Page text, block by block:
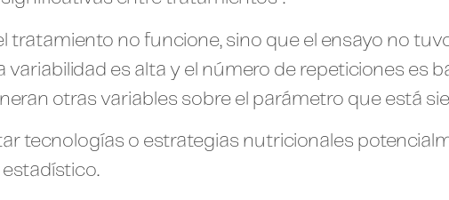
tratamiento no funcione, sino que el ensayo no
es alta y el número de repeticiones es
otras variables sobre el parámetro que está
tecnologías o estrategias nutricionales